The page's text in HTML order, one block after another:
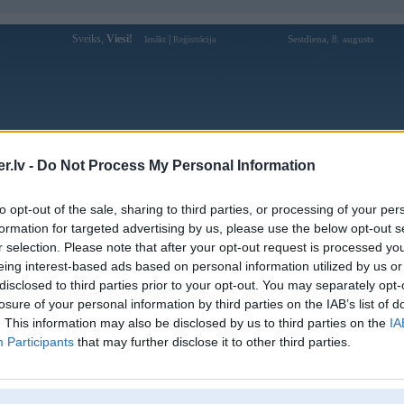
- Do Not Process My Personal Information
opt-out of the sale, sharing to third parties, or processing of your
for targeted advertising by us, please use the below opt-out
selection. Please note that after your opt-out request is processed
interest-based ads based on personal information utilized by us
to third parties prior to your opt-out. You may separately
of your personal information by third parties on the IAB’s list of
This information may also be disclosed by us to third parties on the
Participants that may further disclose it to other third parties.
Sveiks, Viesi! Ienākt Reģistrācija Sestdiena, 8. augusts
Forums Galerijas Reģistrācija Lietotāji
Lietotāja plenk profils
Pēdējo reizi manīts: 17. Jul 2009, 17:27
Lietotājvārds:
plenk
Pilsēta:
Rīga
Braucu ar:
bmw 325i
Nodarbošanās:
skruvesana
Ziņojumi forumā:
48